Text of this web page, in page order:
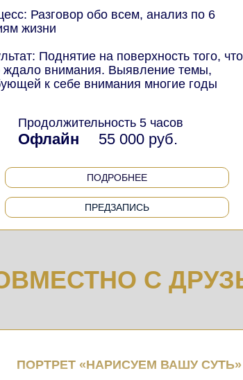
55 000 руб.
Разговор обо всем, анализ по 6
жизни
Поднятие на поверхность того, что
ждало внимания. Выявление темы,
к себе внимания многие годы
Продолжительность 5 часов
Офлайн
ПОДРОБНЕЕ
ПРЕДЗАПИСЬ
С
ПОРТРЕТ «НАРИСУЕМ ВАШУ СУТЬ»